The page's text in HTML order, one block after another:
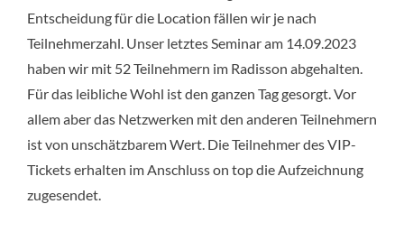
Akademie
Entscheidung für die Location fällen wir je nach
Teilnehmerzahl. Unser letztes Seminar am 14.09.2023
haben wir mit 52 Teilnehmern im Radisson abgehalten.
Für das leibliche Wohl ist den ganzen Tag gesorgt. Vor
allem aber das Netzwerken mit den anderen Teilnehmern
ist von unschätzbarem Wert. Die Teilnehmer des VIP-
Tickets erhalten im Anschluss on top die Aufzeichnung
zugesendet.